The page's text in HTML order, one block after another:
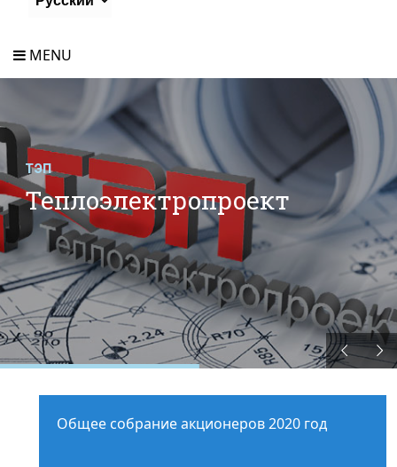
MENU
Теплоэлектропроект
ТЭП
Общее собрание акционеров 2020 год